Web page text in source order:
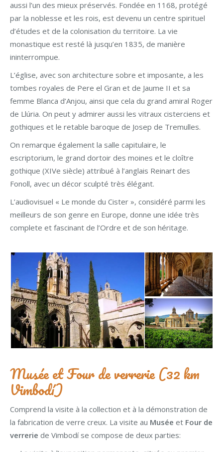
aussi l’un des mieux préservés. Fondée en 1168, protégé
par la noblesse et les rois, est devenu un centre spirituel
d’études et de la colonisation du territoire. La vie
monastique est resté là jusqu’en 1835, de manière
ininterrompue.
L’église, avec son architecture sobre et imposante, a les
tombes royales de Pere el Gran et de Jaume II et sa
femme Blanca d’Anjou, ainsi que cela du grand amiral Roger
de Llúria. On peut y admirer aussi les vitraux cisterciens et
gothiques et le retable baroque de Josep de Tremulles.
On remarque également la salle capitulaire, le
escriptorium, le grand dortoir des moines et le cloître
gothique (XIVe siècle) attribué à l’anglais Reinart des
Fonoll, avec un décor sculpté très élégant.
L’audiovisuel « Le monde du Cister », considéré parmi les
meilleurs de son genre en Europe, donne une idée très
complete et fascinant de l’Ordre et de son héritage.
Musée et Four de verrerie (32 km
Vimbodí)
Comprend la visite à la collection et à la démonstration de
la fabrication de verre creux. La visite au Musée et Four de
verrerie de Vimbodí se compose de deux parties: